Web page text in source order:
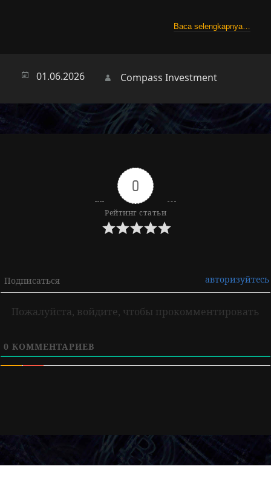
Baca selengkapnya…
01.06.2026 Автор
Compass Investment
0
Рейтинг статьи
Подписаться авторизуйтесь
Пожалуйста, войдите, чтобы прокомментировать
0 КОММЕНТАРИЕВ